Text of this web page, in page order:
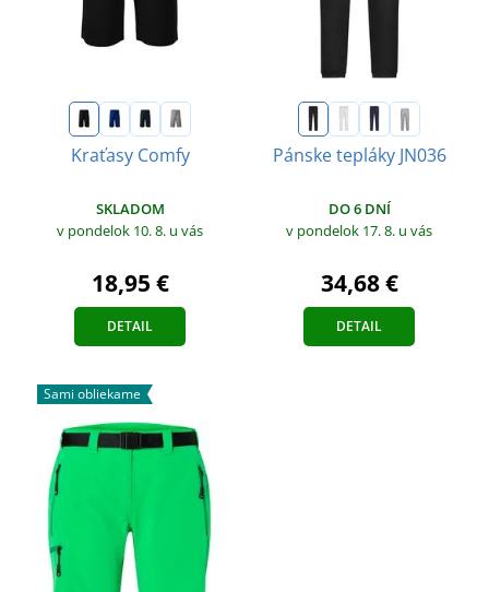
Kraťasy Comfy
SKLADOM
v pondelok 10. 8. u vás
18,95 €
DETAIL
Pánske tepláky JN036
DO 6 DNÍ
v pondelok 17. 8. u vás
34,68 €
DETAIL
Sami obliekame